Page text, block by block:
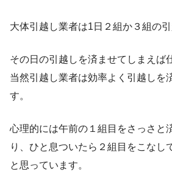
大体引越し業者は1日２組か３組の引
その日の引越しを済ませてしまえば
当然引越し業者は効率よく引越しを
す。
心理的には午前の１組目をさっさと
り、ひと息ついたら２組目をこなし
と思っています。